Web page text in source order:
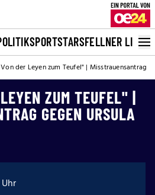
SPORTSTARSFELLNER LIVE
der Leyen zum Teufel" | Misstrauensantrag
ZUM TEUFEL" |
GEGEN URSULA